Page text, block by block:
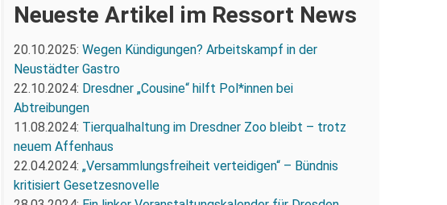
Neueste Artikel im Ressort News
20.10.2025: Wegen Kündigungen? Arbeitskampf in der
Neustädter Gastro
22.10.2024: Dresdner „Cousine“ hilft Pol*innen bei
Abtreibungen
11.08.2024: Tierqualhaltung im Dresdner Zoo bleibt – trotz
neuem Affenhaus
22.04.2024: „Versammlungsfreiheit verteidigen“ – Bündnis
kritisiert Gesetzesnovelle